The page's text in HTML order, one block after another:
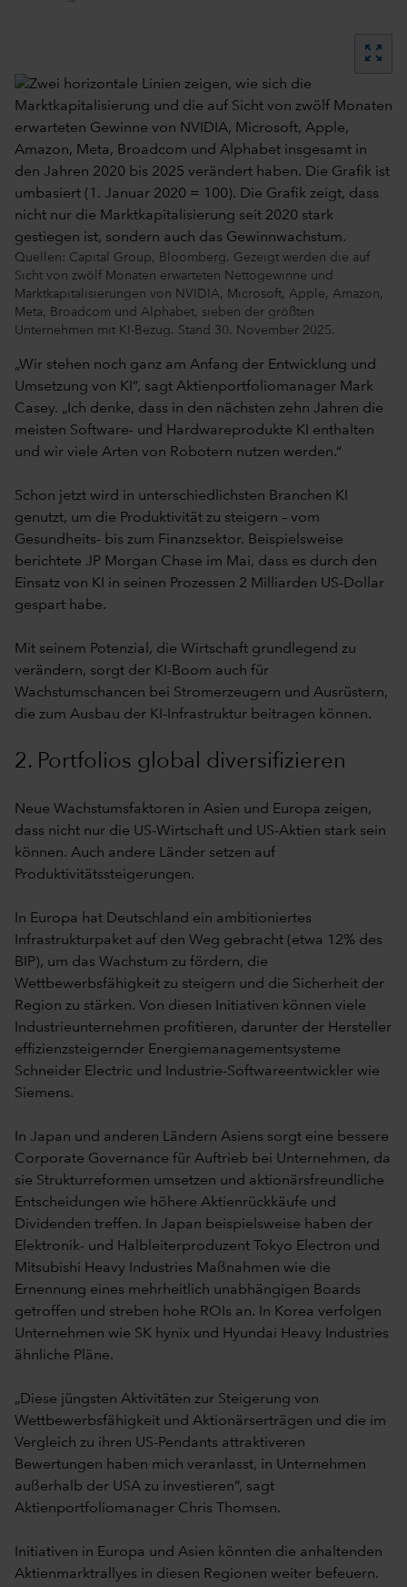
zoom_out_map
Quellen: Capital Group, Bloomberg. Gezeigt werden die auf
Sicht von zwölf Monaten erwarteten Nettogewinne und
Marktkapitalisierungen von NVIDIA, Microsoft, Apple, Amazon,
Meta, Broadcom und Alphabet, sieben der größten
Unternehmen mit KI-Bezug. Stand 30. November 2025.
„Wir stehen noch ganz am Anfang der Entwicklung und
Umsetzung von KI“, sagt Aktienportfoliomanager Mark
Casey. „Ich denke, dass in den nächsten zehn Jahren die
meisten Software- und Hardwareprodukte KI enthalten
und wir viele Arten von Robotern nutzen werden.“
Schon jetzt wird in unterschiedlichsten Branchen KI
genutzt, um die Produktivität zu steigern – vom
Gesundheits- bis zum Finanzsektor. Beispielsweise
berichtete JP Morgan Chase im Mai, dass es durch den
Einsatz von KI in seinen Prozessen 2 Milliarden US-Dollar
gespart habe.
Mit seinem Potenzial, die Wirtschaft grundlegend zu
verändern, sorgt der KI-Boom auch für
Wachstumschancen bei Stromerzeugern und Ausrüstern,
die zum Ausbau der KI-Infrastruktur beitragen können.
2. Portfolios global diversifizieren
Neue Wachstumsfaktoren in Asien und Europa zeigen,
dass nicht nur die US-Wirtschaft und US-Aktien stark sein
können. Auch andere Länder setzen auf
Produktivitätssteigerungen.
In Europa hat Deutschland ein ambitioniertes
Infrastrukturpaket auf den Weg gebracht (etwa 12% des
BIP), um das Wachstum zu fördern, die
Wettbewerbsfähigkeit zu steigern und die Sicherheit der
Region zu stärken. Von diesen Initiativen können viele
Industrieunternehmen profitieren, darunter der Hersteller
effizienzsteigernder Energiemanagementsysteme
Schneider Electric und Industrie-Softwareentwickler wie
Siemens.
In Japan und anderen Ländern Asiens sorgt eine bessere
Corporate Governance für Auftrieb bei Unternehmen, da
sie Strukturreformen umsetzen und aktionärsfreundliche
Entscheidungen wie höhere Aktienrückkäufe und
Dividenden treffen. In Japan beispielsweise haben der
Elektronik- und Halbleiterproduzent Tokyo Electron und
Mitsubishi Heavy Industries Maßnahmen wie die
Ernennung eines mehrheitlich unabhängigen Boards
getroffen und streben hohe ROIs an. In Korea verfolgen
Unternehmen wie SK hynix und Hyundai Heavy Industries
ähnliche Pläne.
„Diese jüngsten Aktivitäten zur Steigerung von
Wettbewerbsfähigkeit und Aktionärserträgen und die im
Vergleich zu ihren US-Pendants attraktiveren
Bewertungen haben mich veranlasst, in Unternehmen
außerhalb der USA zu investieren“, sagt
Aktienportfoliomanager Chris Thomsen.
Initiativen in Europa und Asien könnten die anhaltenden
Aktienmarktrallyes in diesen Regionen weiter befeuern.